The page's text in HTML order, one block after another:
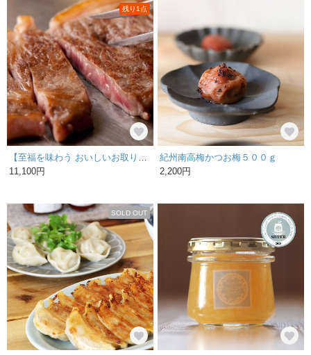
残り1点
11,100円
紀州南高梅かつお梅５００ｇ
2,200円
SOLD OUT